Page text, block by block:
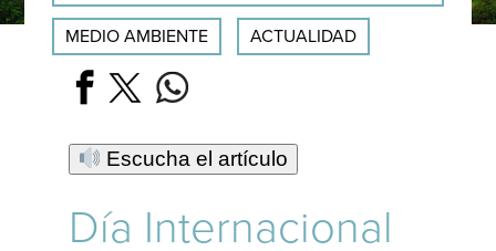
MEDIO AMBIENTE ACTUALIDAD
Escucha el artículo
Día Internacional